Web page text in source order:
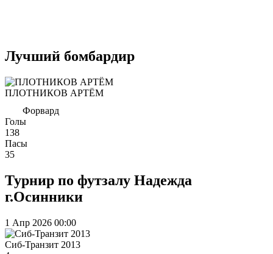
Лучший бомбардир
ПЛОТНИКОВ АРТЁМ
Форвард
Голы
138
Пасы
35
Турнир по футзалу Надежда
г.Осинники
1 Апр 2026 00:00
Сиб-Транзит 2013